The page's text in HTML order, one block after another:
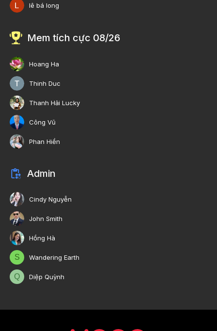
lê bá long
Mem tích cực 08/26
Hoang Ha
Thinh Duc
Thanh Hải Lucky
Công Vũ
Phan Hiền
Admin
Cindy Nguyễn
John Smith
Hồng Hà
S Wandering Earth
Q Diệp Quỳnh